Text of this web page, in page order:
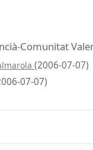
Comunitat
(2006-07-07)
07-07)